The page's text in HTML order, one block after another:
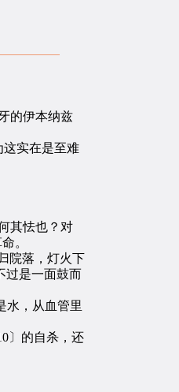
的伊本纳兹
实在是至难
其怯也？对
。
院落，灯火下
过是一面鼓而
水，从血管里
〕的自杀，还